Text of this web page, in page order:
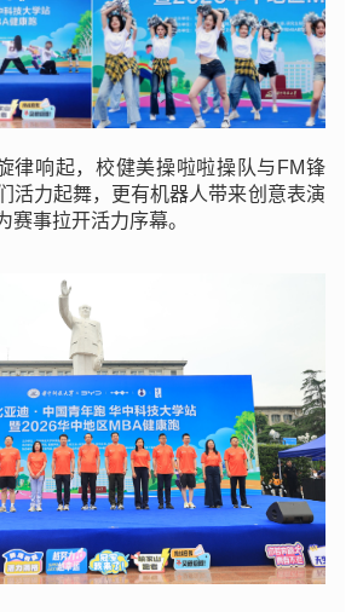
律响起，校健美操啦啦操队与FM锋
活力起舞，更有机器人带来创意表演
赛事拉开活力序幕。